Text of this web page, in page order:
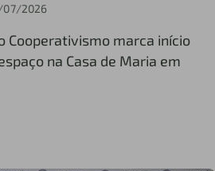
07/2026
Cooperativismo marca início
na Casa de Maria em